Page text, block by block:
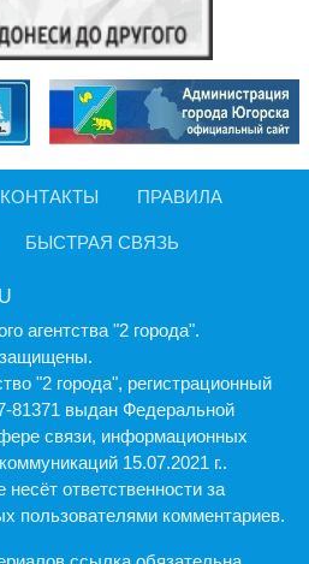
КОНТАКТЫ ПРАВИЛА
БЫСТРАЯ СВЯЗЬ
агентства "2 города".
"2 города", регистрационный
выдан Федеральной
связи, информационных
15.07.2021 г..
ответственности за
пользователями комментариев.